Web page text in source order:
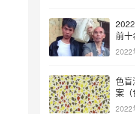
前十
入最
2022
色盲
案（
杂）
2022